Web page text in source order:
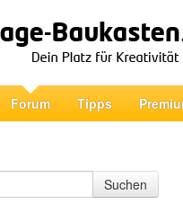
Forum Tipps
Suchen